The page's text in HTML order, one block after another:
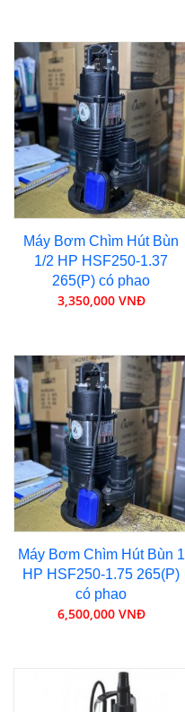
Máy Bơm Chìm Hút Bùn
1/2 HP HSF250-1.37
265(P) có phao
3,350,000 VNĐ
Máy Bơm Chìm Hút Bùn 1
HP HSF250-1.75 265(P)
có phao
6,500,000 VNĐ